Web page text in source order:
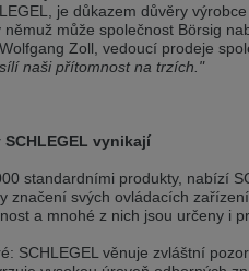
verzi
language than the selected
je důkazem důvěry
němuž může společnost Börsig
Zoll, vedoucí prodeje
naši přítomnost na trzích."
vynikají
standardními produkty, nabízí
značení svých ovládacích
a mnohé z nich jsou určeny i
SCHLEGEL věnuje zvláštní